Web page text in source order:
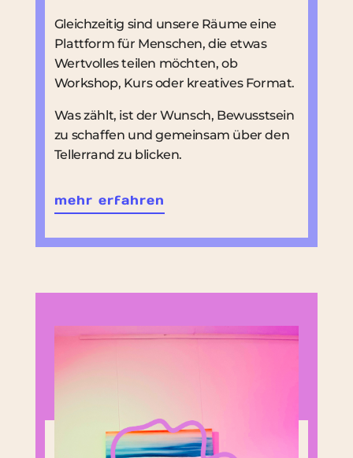
Gleichzeitig sind unsere Räume eine
Plattform für Menschen, die etwas
Wertvolles teilen möchten, ob
Workshop, Kurs oder kreatives Format.
Was zählt, ist der Wunsch, Bewusstsein
zu schaffen und gemeinsam über den
Tellerrand zu blicken.
mehr erfahren